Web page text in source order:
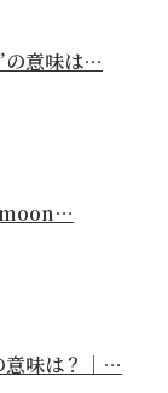
意味は…
味は？｜…